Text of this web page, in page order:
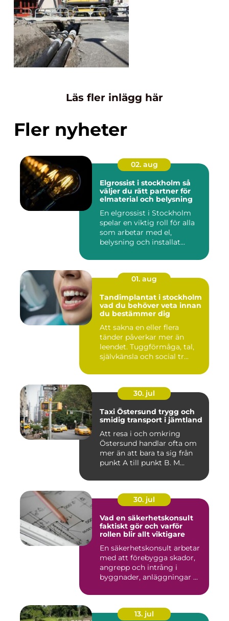
Läs fler inlägg här
Fler nyheter
02. aug
Elgrossist i stockholm så
väljer du rätt partner för
elmaterial och belysning
En elgrossist i Stockholm
spelar en viktig roll för alla
som arbetar med el,
belysning och installat...
01. aug
Tandimplantat i stockholm
vad du behöver veta innan
du bestämmer dig
Att sakna en eller flera
tänder påverkar mer än
leendet. Tuggförmåga, tal,
självkänsla och social tr...
30. jul
Taxi Östersund trygg och
smidig transport i jämtland
Att resa i och omkring
Östersund handlar ofta om
mer än att bara ta sig från
punkt A till punkt B. M...
30. jul
Vad en säkerhetskonsult
faktiskt gör och varför
rollen blir allt viktigare
En säkerhetskonsult arbetar
med att förebygga skador,
angrepp och intrång i
byggnader, anläggningar ...
13. jul